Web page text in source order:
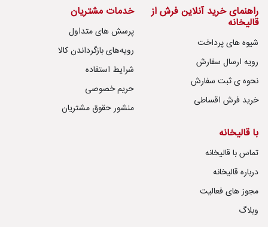
راهنمای خرید آنلاین فرش از
قالیخانه
شیوه های پرداخت
رویه ارسال سفارش
نحوه ی ثبت سفارش
خرید فرش اقساطی
خدمات مشتریان
پرسش های متداول
رویه‌های بازگرداندن کالا
شرایط استفاده
حریم خصوصی
منشور حقوق مشتریان
با قالیخانه
تماس با قالیخانه
درباره قالیخانه
مجوز های فعالیت
وبلاگ